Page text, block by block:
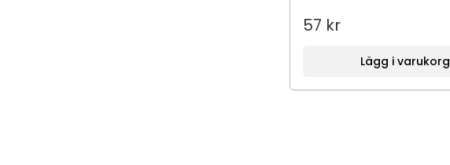
57 kr
Lägg i varukorg